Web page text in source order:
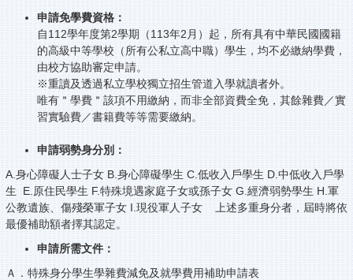
申請免學費資格：
自112學年度第2學期（113年2月）起，所有具有中華民國國籍
的高級中等學校（所有公私立高中職）學生，均不必繳納學費，
由校方協助審定申請。
※重讀及透過私立學校獨立招生管道入學就讀者外。
唯有＂學費＂該項不用繳納，而非全部資費全免，其餘雜費／實
習實驗費／書籍費等等需要繳納。
申請弱勢身分別：
A.身心障礙人士子女 B.身心障礙學生 C.低收入戶學生 D.中低收入戶學
生 E.原住民學生 F.特殊境遇家庭子女或孫子女 G.經濟弱勢學生 H.軍
公教遺族、傷殘榮軍子女 I.現役軍人子女 上述多重身分者，屆時將依
最優補助額者擇其認定。
申請所需文件：
Ａ．特殊身分學生學雜費減免及就學費用補助申請表